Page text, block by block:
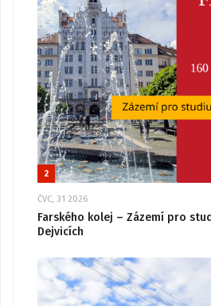
2
ČVC, 31 2026
Farského kolej – Zázemí pro
Dejvicích